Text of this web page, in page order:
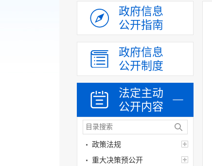
政府信息
公开指南
政府信息
公开制度
法定主动
公开内容
政策法规
重大决策预公开